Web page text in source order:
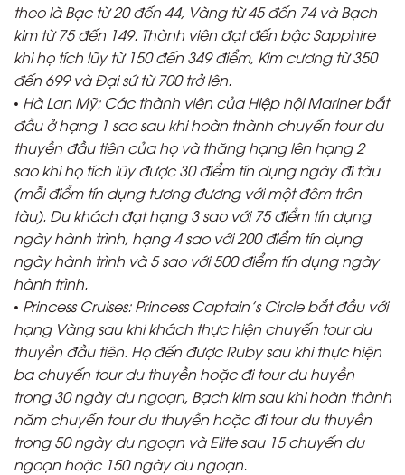
theo là Bạc từ 20 đến 44, Vàng từ 45 đến 74 và Bạch
kim từ 75 đến 149. Thành viên đạt đến bậc Sapphire
khi họ tích lũy từ 150 đến 349 điểm, Kim cương từ 350
đến 699 và Đại sứ từ 700 trở lên.
• Hà Lan Mỹ: Các thành viên của Hiệp hội Mariner bắt
đầu ở hạng 1 sao sau khi hoàn thành chuyến tour du
thuyền đầu tiên của họ và thăng hạng lên hạng 2
sao khi họ tích lũy được 30 điểm tín dụng ngày đi tàu
(mỗi điểm tín dụng tương đương với một đêm trên
tàu). Du khách đạt hạng 3 sao với 75 điểm tín dụng
ngày hành trình, hạng 4 sao với 200 điểm tín dụng
ngày hành trình và 5 sao với 500 điểm tín dụng ngày
hành trình.
• Princess Cruises: Princess Captain’s Circle bắt đầu với
hạng Vàng sau khi khách thực hiện chuyến tour du
thuyền đầu tiên. Họ đến được Ruby sau khi thực hiện
ba chuyến tour du thuyền hoặc đi tour du huyền
trong 30 ngày du ngoạn, Bạch kim sau khi hoàn thành
năm chuyến tour du thuyền hoặc đi tour du thuyền
trong 50 ngày du ngoạn và Elite sau 15 chuyến du
ngoạn hoặc 150 ngày du ngoạn.